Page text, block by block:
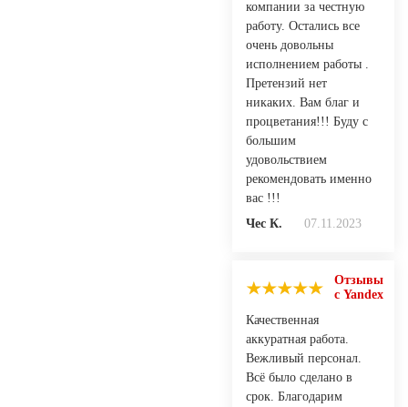
компании за честную
работу. Остались все
очень довольны
исполнением работы .
Претензий нет
никаких. Вам благ и
процветания!!! Буду с
большим
удовольствием
рекомендовать именно
вас !!!
Чес К.
07.11.2023
Отзывы
с Yandex
Качественная
аккуратная работа.
Вежливый персонал.
Всё было сделано в
срок. Благодарим